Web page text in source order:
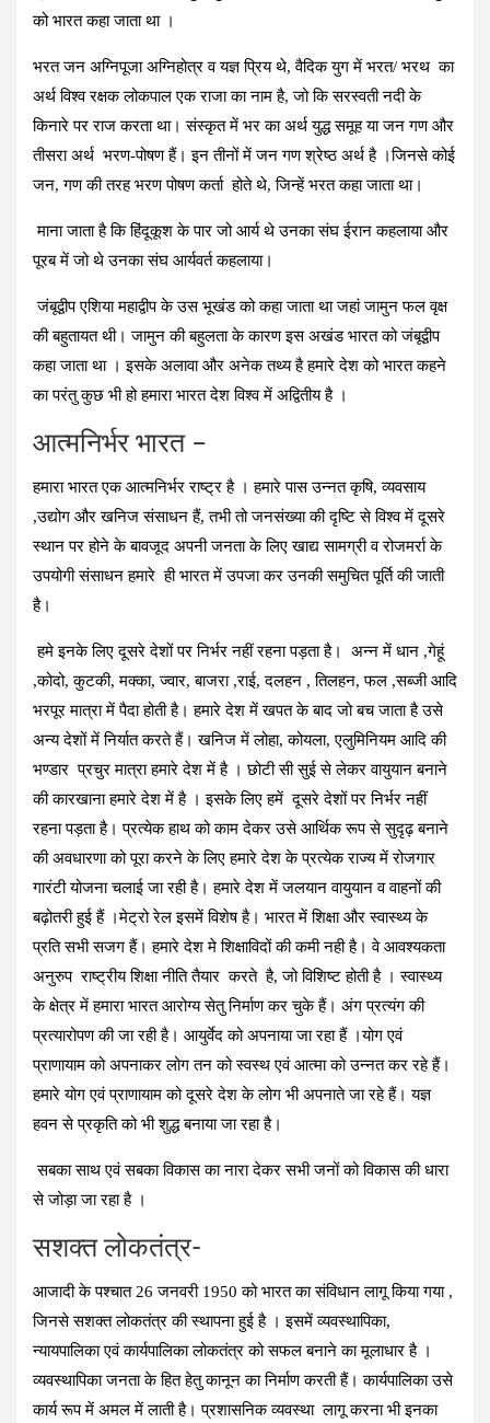
को भारत कहा जाता था ।
भरत जन अग्निपूजा अग्निहोत्र व यज्ञ प्रिय थे, वैदिक युग में भरत/ भरथ का
अर्थ विश्व रक्षक लोकपाल एक राजा का नाम है, जो कि सरस्वती नदी के
किनारे पर राज करता था। संस्कृत में भर का अर्थ युद्ध समूह या जन गण और
तीसरा अर्थ भरण-पोषण हैं। इन तीनों में जन गण श्रेष्ठ अर्थ है ।जिनसे कोई
जन, गण की तरह भरण पोषण कर्ता होते थे, जिन्हें भरत कहा जाता था।
माना जाता है कि हिंदूकूश के पार जो आर्य थे उनका संघ ईरान कहलाया और
पूरब में जो थे उनका संघ आर्यवर्त कहलाया।
जंबूद्वीप एशिया महाद्वीप के उस भूखंड को कहा जाता था जहां जामुन फल वृक्ष
की बहुतायत थी। जामुन की बहुलता के कारण इस अखंड भारत को जंबूद्वीप
कहा जाता था । इसके अलावा और अनेक तथ्य है हमारे देश को भारत कहने
का परंतु कुछ भी हो हमारा भारत देश विश्व में अद्वितीय है ।
आत्मनिर्भर भारत –
हमारा भारत एक आत्मनिर्भर राष्ट्र है । हमारे पास उन्नत कृषि, व्यवसाय
,उद्योग और खनिज संसाधन हैं, तभी तो जनसंख्या की दृष्टि से विश्व में दूसरे
स्थान पर होने के बावजूद अपनी जनता के लिए खाद्य सामग्री व रोजमर्रा के
उपयोगी संसाधन हमारे ही भारत में उपजा कर उनकी समुचित पूर्ति की जाती
है।
हमे इनके लिए दूसरे देशों पर निर्भर नहीं रहना पड़ता है। अन्न में धान ,गेहूं
,कोदो, कुटकी, मक्का, ज्वार, बाजरा ,राई, दलहन , तिलहन, फल ,सब्जी आदि
भरपूर मात्रा में पैदा होती है। हमारे देश में खपत के बाद जो बच जाता है उसे
अन्य देशों में निर्यात करते हैं। खनिज में लोहा, कोयला, एलुमिनियम आदि की
भण्डार प्रचुर मात्रा हमारे देश में है । छोटी सी सुई से लेकर वायुयान बनाने
की कारखाना हमारे देश में है । इसके लिए हमें दूसरे देशों पर निर्भर नहीं
रहना पड़ता है। प्रत्येक हाथ को काम देकर उसे आर्थिक रूप से सुदृढ़ बनाने
की अवधारणा को पूरा करने के लिए हमारे देश के प्रत्येक राज्य में रोजगार
गारंटी योजना चलाई जा रही है। हमारे देश में जलयान वायुयान व वाहनों की
बढ़ोतरी हुई हैं ।मेट्रो रेल इसमें विशेष है। भारत में शिक्षा और स्वास्थ्य के
प्रति सभी सजग हैं। हमारे देश मे शिक्षाविदों की कमी नही है। वे आवश्यकता
अनुरुप राष्ट्रीय शिक्षा नीति तैयार करते है, जो विशिष्ट होती है । स्वास्थ्य
के क्षेत्र में हमारा भारत आरोग्य सेतु निर्माण कर चुके हैं। अंग प्रत्यंग की
प्रत्यारोपण की जा रही है। आयुर्वेद को अपनाया जा रहा हैं ।योग एवं
प्राणायाम को अपनाकर लोग तन को स्वस्थ एवं आत्मा को उन्नत कर रहे हैं।
हमारे योग एवं प्राणायाम को दूसरे देश के लोग भी अपनाते जा रहे हैं। यज्ञ
हवन से प्रकृति को भी शुद्ध बनाया जा रहा है।
सबका साथ एवं सबका विकास का नारा देकर सभी जनों को विकास की धारा
से जोड़ा जा रहा है ।
सशक्त लोकतंत्र-
आजादी के पश्चात 26 जनवरी 1950 को भारत का संविधान लागू किया गया ,
जिनसे सशक्त लोकतंत्र की स्थापना हुई है । इसमें व्यवस्थापिका,
न्यायपालिका एवं कार्यपालिका लोकतंत्र को सफल बनाने का मूलाधार है ।
व्यवस्थापिका जनता के हित हेतु कानून का निर्माण करती हैं। कार्यपालिका उसे
कार्य रूप में अमल में लाती है। प्रशासनिक व्यवस्था लागू करना भी इनका